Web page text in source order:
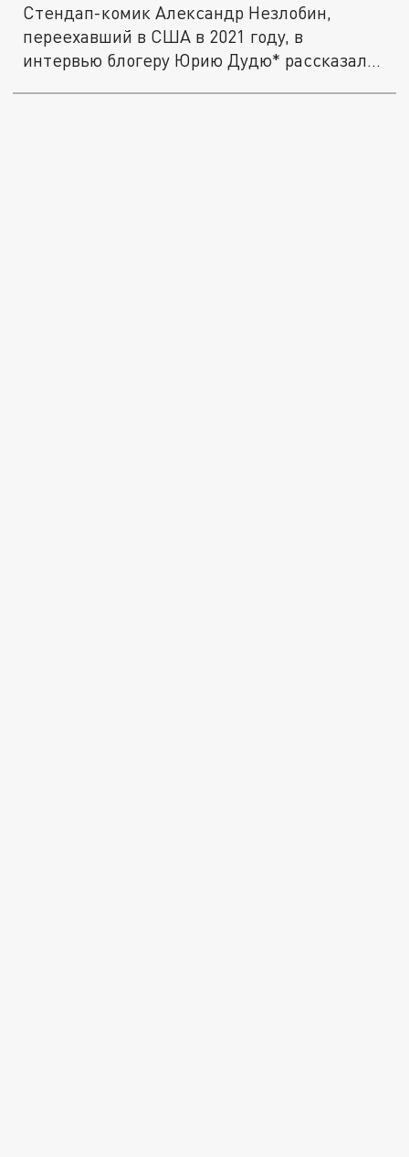
Стендап-комик Александр Незлобин,
переехавший в США в 2021 году, в
интервью блогеру Юрию Дудю* рассказал